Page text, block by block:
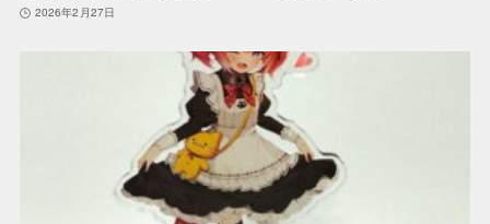
2026年2月27日